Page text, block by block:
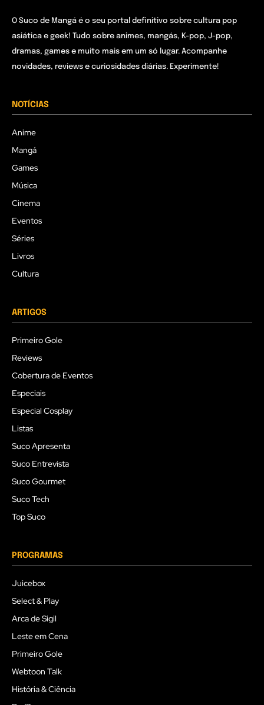
O Suco de Mangá é o seu portal definitivo sobre cultura pop
asiática e geek! Tudo sobre animes, mangás, K-pop, J-pop,
dramas, games e muito mais em um só lugar. Acompanhe
novidades, reviews e curiosidades diárias. Experimente!
NOTÍCIAS
Anime
Mangá
Games
Música
Cinema
Eventos
Séries
Livros
Cultura
ARTIGOS
Primeiro Gole
Reviews
Cobertura de Eventos
Especiais
Especial Cosplay
Listas
Suco Apresenta
Suco Entrevista
Suco Gourmet
Suco Tech
Top Suco
PROGRAMAS
Juicebox
Select & Play
Arca de Sigil
Leste em Cena
Primeiro Gole
Webtoon Talk
História & Ciência